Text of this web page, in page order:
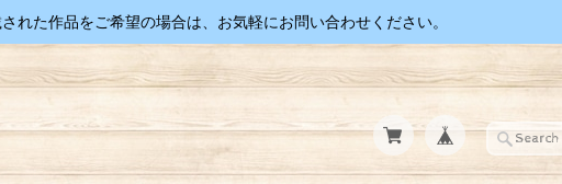
れた作品をご希望の場合は、お気軽にお問い合わせください。